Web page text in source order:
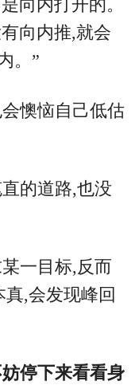
向内打开的。
向内推,就会
。”
懊恼自己低估
的道路,也没
一目标,反而
,会发现峰回
停下来看看身